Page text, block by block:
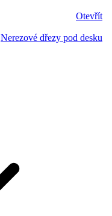
Otevřít
Nerezové dřezy pod desku